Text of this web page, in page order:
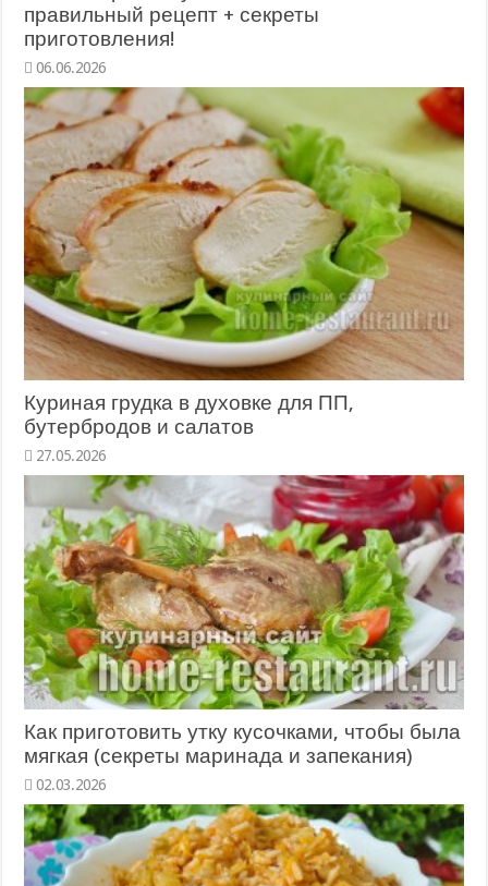
правильный рецепт + секреты
приготовления!
06.06.2026
Куриная грудка в духовке для ПП,
бутербродов и салатов
27.05.2026
Как приготовить утку кусочками, чтобы была
мягкая (секреты маринада и запекания)
02.03.2026